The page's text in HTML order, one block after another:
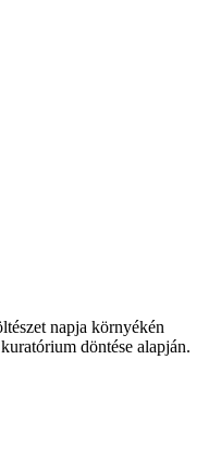
napja környékén
döntése alapján.